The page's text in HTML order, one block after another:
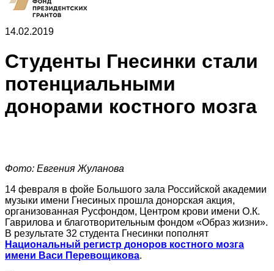
14.02.2019
Студенты Гнесинки стали
потенциальными
донорами костного мозга
Фото: Евгения Жуланова
14 февраля в фойе Большого зала Российской академии
музыки имени Гнесиных прошла донорская акция,
организованная Русфондом, Центром крови имени О.К.
Гаврилова и благотворительным фондом «Образ жизни».
В результате 32 студента Гнесинки пополнят
Национальный регистр доноров костного мозга
имени Васи Перевощикова.